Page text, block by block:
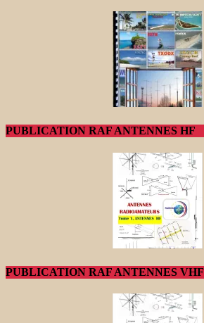
PUBLICATION RAF ANTENNES HF
PUBLICATION RAF ANTENNES VHF